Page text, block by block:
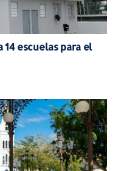
escuelas para el